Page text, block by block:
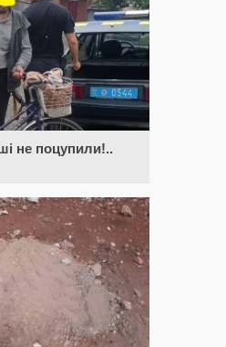
не поцупили!..